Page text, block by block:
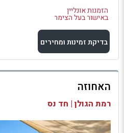
הזמנות אונליין
באישור בעל הצימר
בדיקת זמינות ומחירים
למתחם זה
בדיקת זמינות ומחירים
האחוזה
רמת הגולן | חד נס